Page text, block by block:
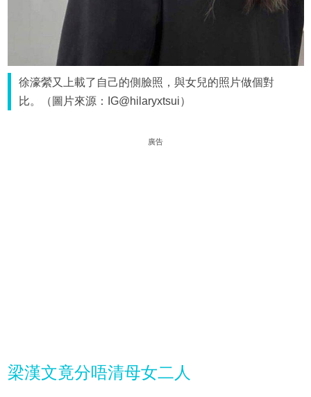
徐濠縈又上載了自己的側臉照，與女兒的照片做個對
比。（圖片來源：IG@hilaryxtsui）
廣告
梁漢文竟分唔清母女二人